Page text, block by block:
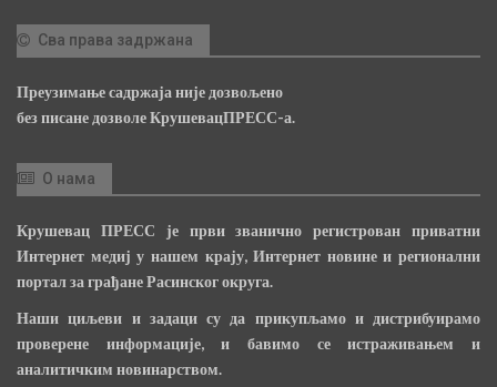
Сва права задржана
Преузимање садржаја није дозвољено
без писане дозволе КрушевацПРЕСС-а.
О нама
Крушевац ПРЕСС је први званично регистрован приватни
Интернет медиј у нашем крају, Интернет новине и регионални
портал за грађане Расинског округа.
Наши циљеви и задаци су да прикупљамо и дистрибуирамо
проверене информације, и бавимо се истраживањем и
аналитичким новинарством.